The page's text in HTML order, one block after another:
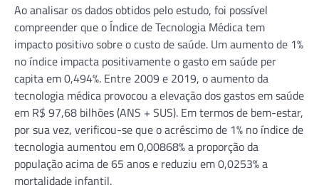
Ao analisar os dados obtidos pelo estudo, foi possível
compreender que o Índice de Tecnologia Médica tem
impacto positivo sobre o custo de saúde. Um aumento de 1%
no índice impacta positivamente o gasto em saúde per
capita em 0,494%. Entre 2009 e 2019, o aumento da
tecnologia médica provocou a elevação dos gastos em saúde
em R$ 97,68 bilhões (ANS + SUS). Em termos de bem-estar,
por sua vez, verificou-se que o acréscimo de 1% no índice de
tecnologia aumentou em 0,00868% a proporção da
população acima de 65 anos e reduziu em 0,0253% a
mortalidade infantil.